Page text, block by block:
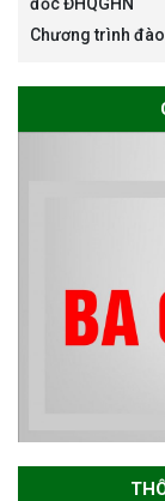
đốc ĐHQGHN
Chương trình